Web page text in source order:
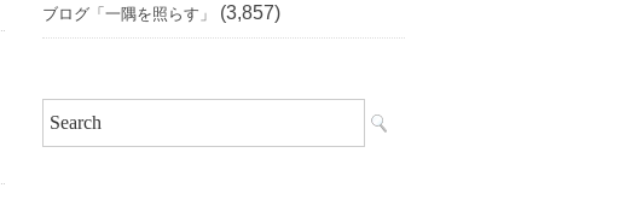
ブログ「一隅を照らす」 (3,857)